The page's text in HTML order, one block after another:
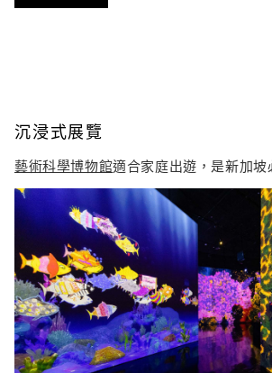
沉浸式展覽
藝術科學博物館適合家庭出遊，是新加坡